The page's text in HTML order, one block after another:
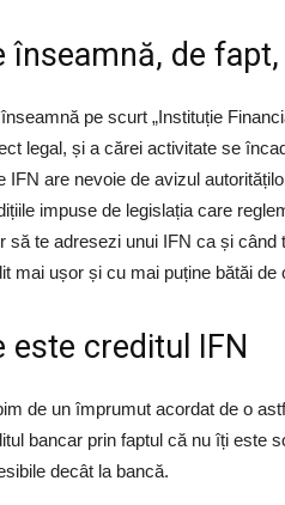
înseamnă, de fapt,
pe scurt „Instituție
legal, și a cărei activitate se
IFN are nevoie de avizul
impuse de legislația care
să te adresezi unui IFN ca și când
mai ușor și cu mai puține bătăi de
este creditul IFN
de un împrumut acordat de o
bancar prin faptul că nu îți este
decât la bancă.